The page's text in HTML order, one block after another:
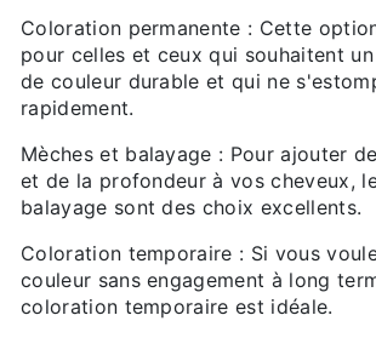
Coloration permanente : Cette
pour celles et ceux qui souhaitent
de couleur durable et qui ne
rapidement.
Mèches et balayage : Pour ajouter
et de la profondeur à vos cheveux,
balayage sont des choix excellents.
Coloration temporaire : Si vous
couleur sans engagement à long
coloration temporaire est idéale.